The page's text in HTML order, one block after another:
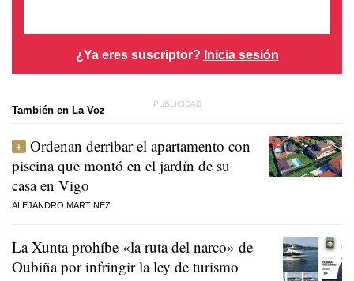
¿Ya eres suscriptor? Inicia sesión
También en La Voz
Ordenan derribar el apartamento con
piscina que montó en el jardín de su
casa en Vigo
ALEJANDRO MARTÍNEZ
La Xunta prohíbe «la ruta del narco» de
Oubiña por infringir la ley de turismo